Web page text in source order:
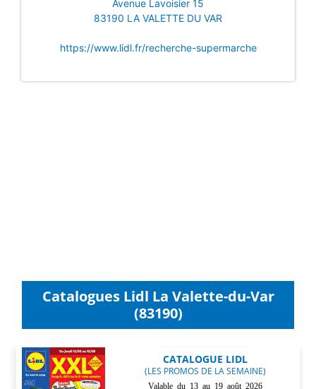
Avenue Lavoisier 15
83190 LA VALETTE DU VAR
https://www.lidl.fr/recherche-supermarche
Catalogues Lidl La Valette-du-Var
(83190)
CATALOGUE LIDL
(LES PROMOS DE LA SEMAINE)
Valable du 13 au 19 août 2026